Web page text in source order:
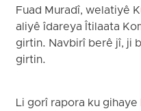
Fuad Muradî, welatiyê
aliyê îdareya Îtilaata
girtin. Navbirî berê jî, ji
girtin.
Li gorî rapora ku